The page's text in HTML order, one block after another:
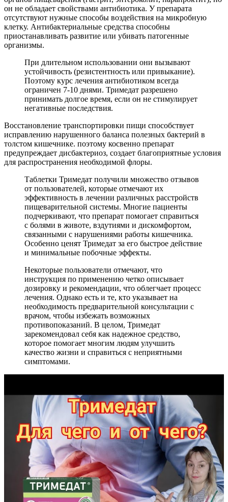
он не обладает свойствами антибиотика. У препарата
отсутствуют нужные способы воздействия на микробную
клетку. Антибактериальные средства способны
приостанавливать развитие или убивать патогенные
организмы.
При длительном использовании они вызывают
устойчивость (резистентность или привыкание).
Поэтому курс лечения антибиотиком всегда
ограничен 7-10 днями. Тримедат разрешено
принимать долгое время, если он не стимулирует
негативные последствия.
Восстановление транспортировки пищи способствует
исправлению нарушенного баланса полезных бактерий в
толстом кишечнике. поэтому косвенно препарат
предупреждает дисбактериоз, создает благоприятные условия
для распространения необходимой флоры.
Таблетки Тримедат получили множество отзывов
от пользователей, которые отмечают их
эффективность в лечении различных расстройств
пищеварительной системы. Многие пациенты
подчеркивают, что препарат помогает справиться
с болями в животе, вздутиями и дискомфортом,
связанными с нарушениями работы кишечника.
Особенно ценят Тримедат за его быстрое действие
и минимальные побочные эффекты.
Некоторые пользователи отмечают, что
инструкция по применению четко описывает
дозировку и рекомендации, что облегчает процесс
лечения. Однако есть и те, кто указывает на
необходимость предварительной консультации с
врачом, чтобы избежать возможных
противопоказаний. В целом, Тримедат
зарекомендовал себя как надежное средство,
которое помогает многим людям улучшить
качество жизни и справиться с неприятными
симптомами.